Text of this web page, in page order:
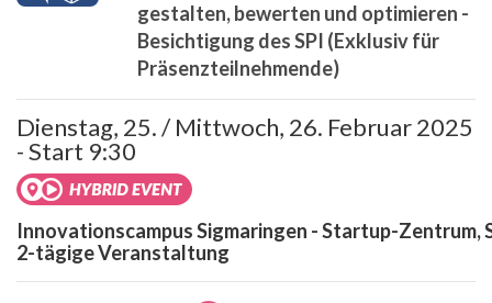
gestalten, bewerten und optimieren -
Besichtigung des SPI (Exklusiv für
Präsenzteilnehmende)
Dienstag, 25. / Mittwoch, 26. Februar 2025
- Start 9:30
Innovationscampus Sigmaringen - Startup-Zentrum,
2-tägige Veranstaltung